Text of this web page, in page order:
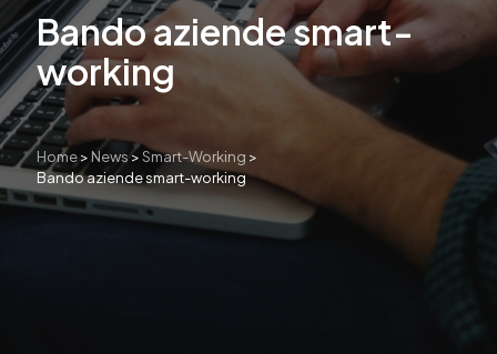
Bando aziende smart-
working
Home>News>Smart-Working >
Bando aziende smart-working